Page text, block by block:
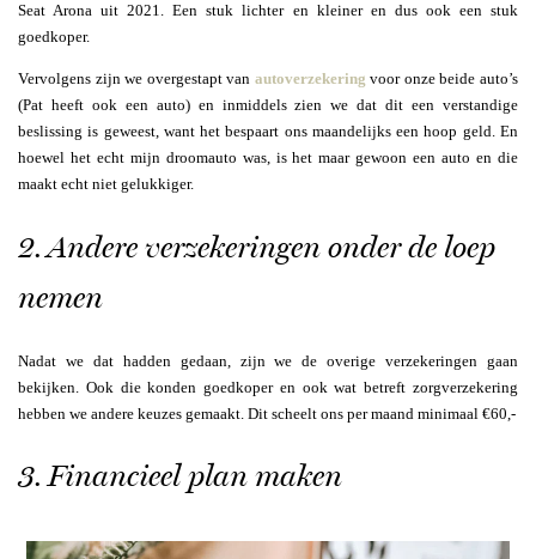
Seat Arona uit 2021. Een stuk lichter en kleiner en dus ook een stuk
goedkoper.
Vervolgens zijn we overgestapt van autoverzekering voor onze beide auto’s
(Pat heeft ook een auto) en inmiddels zien we dat dit een verstandige
beslissing is geweest, want het bespaart ons maandelijks een hoop geld. En
hoewel het echt mijn droomauto was, is het maar gewoon een auto en die
maakt echt niet gelukkiger.
2. Andere verzekeringen onder de loep
nemen
Nadat we dat hadden gedaan, zijn we de overige verzekeringen gaan
bekijken. Ook die konden goedkoper en ook wat betreft zorgverzekering
hebben we andere keuzes gemaakt. Dit scheelt ons per maand minimaal €60,-
3. Financieel plan maken